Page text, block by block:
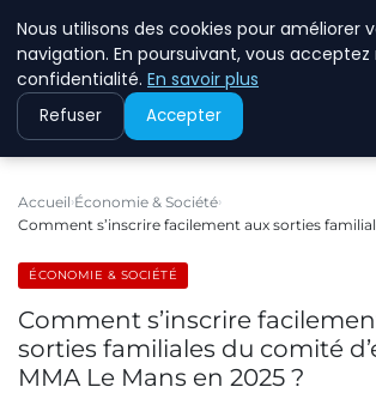
Accueil Économie & Société
Comment s’inscrire facilement aux sorties
ÉCONOMIE & SOCIÉTÉ
Comment s’inscrire
sorties familiales du comité
MMA Le Mans en 2025 ?
Nous utilisons des cookies pour améliorer
navigation. En poursuivant, vous
confidentialité. En savoir plus
Refuser Accepter